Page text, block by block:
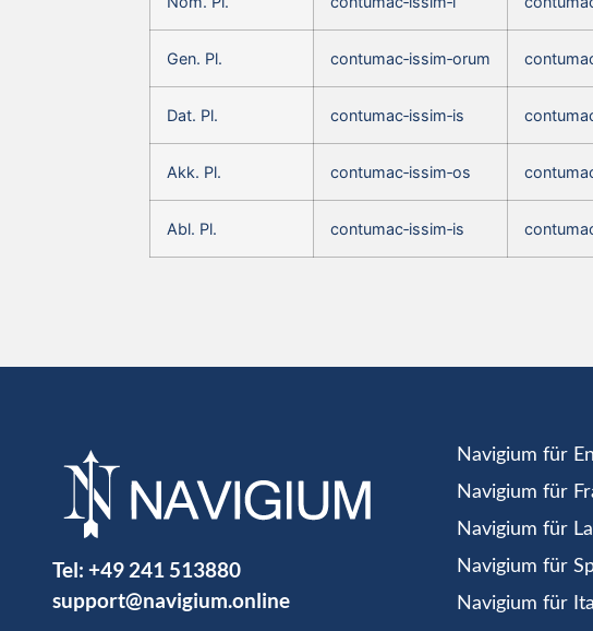
Gen. Pl. contumac‑issim‑orum
Dat. Pl. contumac‑issim‑is
Akk. Pl. contumac‑issim‑os
Abl. Pl. contumac‑issim‑is
Tel: +49 241 513880
support@navigium.online
Navigium für
Navigium für
Navigium für
Navigium für
Navigium für